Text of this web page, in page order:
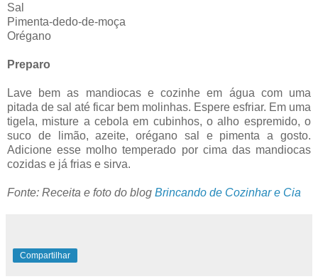
Sal
Pimenta-dedo-de-moça
Orégano
Preparo
Lave bem as mandiocas e cozinhe em água com uma
pitada de sal até ficar bem molinhas. Espere esfriar. Em uma
tigela, misture a cebola em cubinhos, o alho espremido, o
suco de limão, azeite, orégano sal e pimenta a gosto.
Adicione esse molho temperado por cima das mandiocas
cozidas e já frias e sirva.
Fonte: Receita e foto do blog Brincando de Cozinhar e Cia
Compartilhar